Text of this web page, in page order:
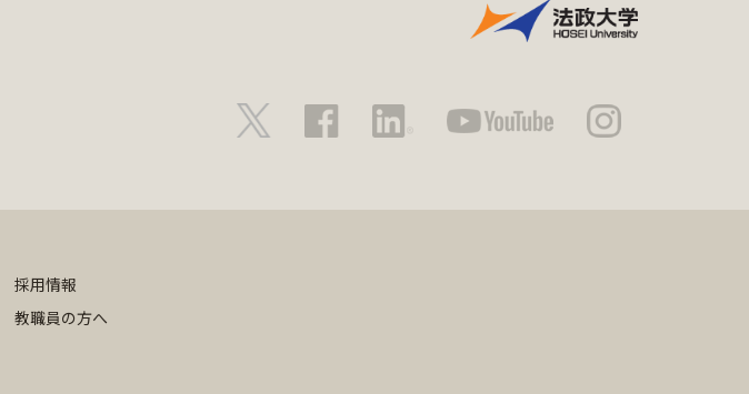
採用情報
教職員の方へ